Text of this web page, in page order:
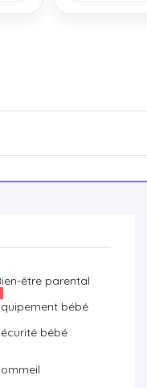
être parental
bébé
bébé